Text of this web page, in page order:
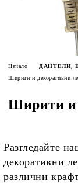
Начало
ДАНТЕЛИ,
Ширити и декоративни
Ширити и
Разгледайте
декоративни
различни